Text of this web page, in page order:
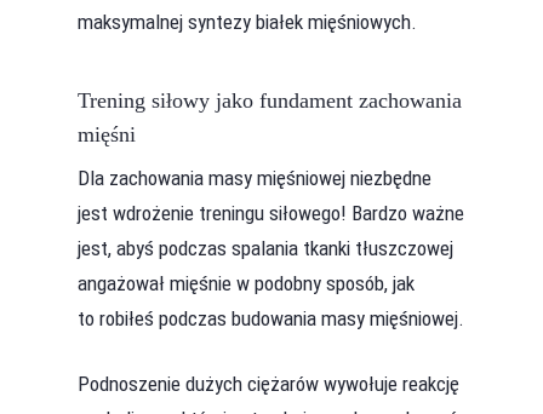
maksymalnej syntezy białek mięśniowych.
Trening siłowy jako fundament zachowania
mięśni
Dla zachowania masy mięśniowej niezbędne
jest wdrożenie treningu siłowego! Bardzo ważne
jest, abyś podczas spalania tkanki tłuszczowej
angażował mięśnie w podobny sposób, jak
to robiłeś podczas budowania masy mięśniowej.
Podnoszenie dużych ciężarów wywołuje reakcję